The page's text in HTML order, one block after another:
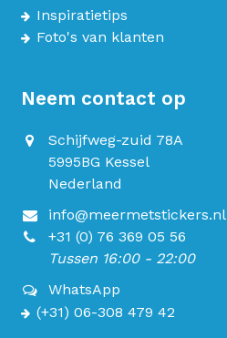
Inspiratietips
Foto's van klanten
Neem contact op
Schijfweg-zuid 78A
5995BG Kessel
Nederland
info@meermetstickers.nl
+31 (0) 76 369 05 56
Tussen 16:00 - 22:00
WhatsApp
(+31) 06-308 479 42